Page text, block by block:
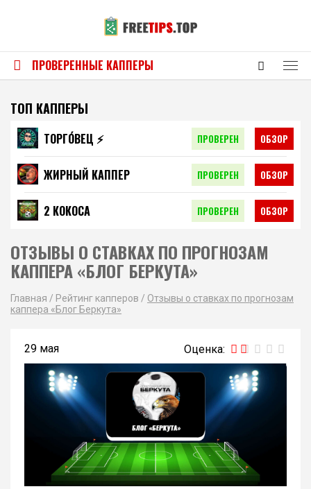
ПРОВЕРЕННЫЕ КАППЕРЫ
ТОП КАППЕРЫ
ТОРГО́ВЕЦ ⚡️ ПРОВЕРЕН ОБЗОР
ЖИРНЫЙ КАППЕР ПРОВЕРЕН ОБЗОР
2 КОКОСА ПРОВЕРЕН ОБЗОР
ОТЗЫВЫ О СТАВКАХ ПО ПРОГНОЗАМ
КАППЕРА «БЛОГ БЕРКУТА»
Главная / Рейтинг капперов / Отзывы о ставках по прогнозам
каппера «Блог Беркута»
29 мая